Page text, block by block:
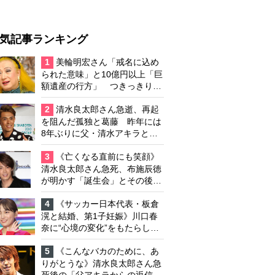
記事ランキング
1
美輪明宏さん「戒名に込め
られた意味」と10億円以上「巨
額遺産の行方」 つきっきりで
私生活をサポートしていた元俳
優が相続か
2
清水良太郎さん急逝、再起
を阻んだ孤独と葛藤 昨年には
8年ぶりに父・清水アキラと共
演、本格的な活動再開に向かっ
ていたが…周囲が懸念していた
「不安定なところ」
3
《亡くなる直前にも笑顔》
清水良太郎さん急死、布施辰徳
が明かす「誕生会」とその後の
メッセージ
4
《サッカー日本代表・板倉
滉と結婚、第1子妊娠》川口春
奈に“心境の変化”をもたらした
主演映画『ママせか』 身を削
って「がんに蝕まれる母」を演
じた壮絶な撮影現場
5
《こんなバカのために、あ
りがとうな》清水良太郎さん急